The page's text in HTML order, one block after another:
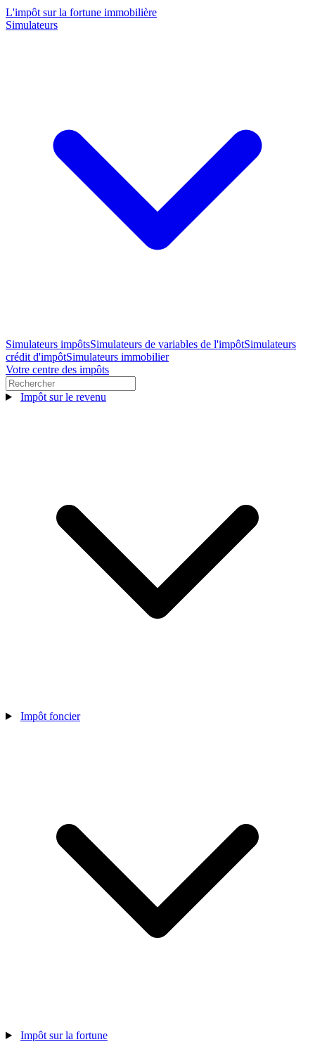
L'impôt sur la fortune immobilière
Simulateurs
Simulateurs impôtsSimulateurs de variables de l'impôtSimulateurs
crédit d'impôtSimulateurs immobilier
Votre centre des impôts
Impôt sur le revenu
Impôt foncier
Impôt sur la fortune